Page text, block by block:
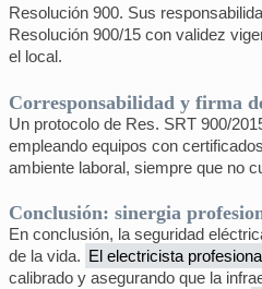
Resolución 900. Sus
Resolución 900/15 con validez
el local.
Corresponsabilidad y firma
Un protocolo de Res. SRT 900/
empleando equipos con
ambiente laboral, siempre que no
Conclusión: sinergia
En conclusión, la seguridad
de la vida. El electricista
calibrado y asegurando que la